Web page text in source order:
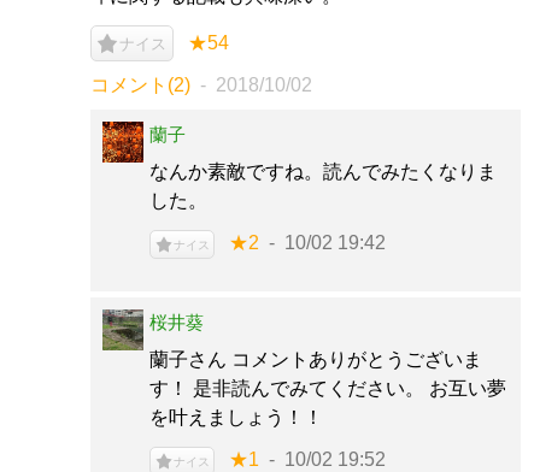
ナイス ★54
コメント(2) 2018/10/02
蘭子
なんか素敵ですね。読んでみたくなりま
した。
ナイス ★2 10/02 19:42
桜井葵
蘭子さん コメントありがとうございま
す！ 是非読んでみてください。 お互い夢
を叶えましょう！！
ナイス ★1 10/02 19:52